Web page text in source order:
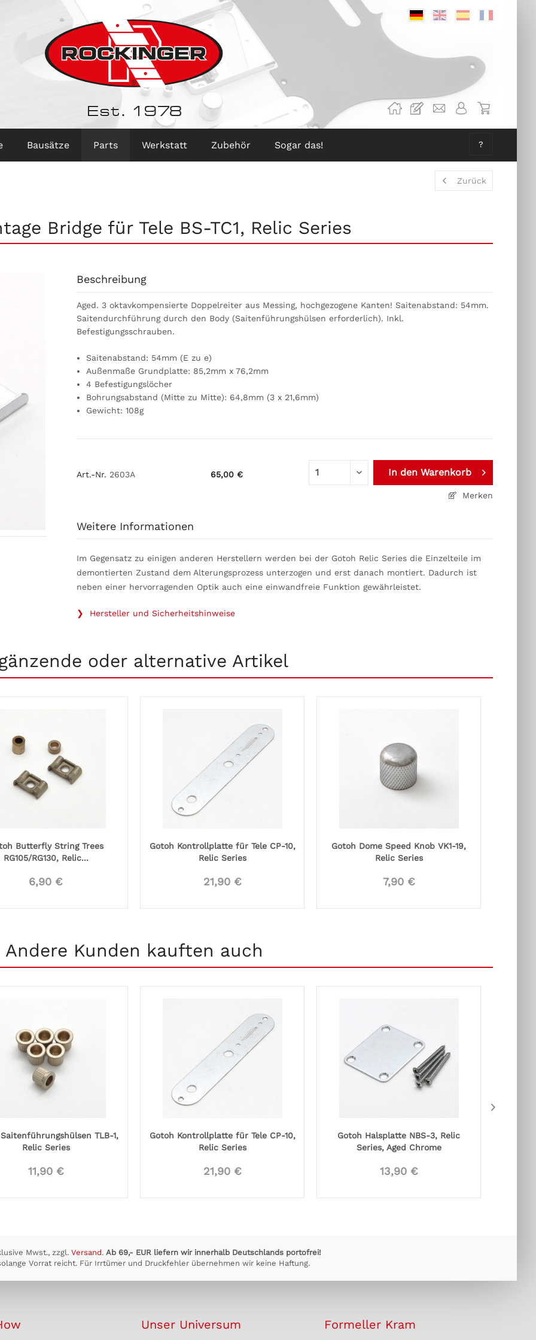
DeutschEnglischSpanisch
Est. 1978
Bausätze Parts Werkstatt Zubehör Sogar das! ?
Zurück
Bridge für Tele BS-TC1, Relic Series
Art.-Nr. 2603A 65,00 € In den Warenkorb
Merken
Beschreibung
Aged. 3 oktavkompensierte Doppelreiter aus Messing, hochgezogene Kanten! Saitenabstand: 54mm.
Saitendurchführung durch den Body (Saitenführungshülsen erforderlich). Inkl.
Befestigungsschrauben.
Saitenabstand: 54mm (E zu e)
Außenmaße Grundplatte: 85,2mm x 76,2mm
4 Befestigungslöcher
Bohrungsabstand (Mitte zu Mitte): 64,8mm (3 x 21,6mm)
Gewicht: 108g
Weitere Informationen
Im Gegensatz zu einigen anderen Herstellern werden bei der Gotoh Relic Series die Einzelteile im
demontierten Zustand dem Alterungsprozess unterzogen und erst danach montiert. Dadurch ist
neben einer hervorragenden Optik auch eine einwandfreie Funktion gewährleistet.
❯ Hersteller und Sicherheitshinweise
oder alternative Artikel
Butterfly String Trees
RG105/RG130, Relic...
6,90 €
Gotoh Kontrollplatte für Tele CP-10,
Relic Series
21,90 €
Gotoh Dome Speed Knob VK1-19,
Relic Series
7,90 €
Andere Kunden kauften auch
TLB-1,
Relic Series
11,90 €
Gotoh Kontrollplatte für Tele CP-10,
Relic Series
21,90 €
Gotoh Halsplatte NBS-3, Relic
Series, Aged Chrome
13,90 €
Mwst., zzgl. Versand. Ab 69,- EUR liefern wir innerhalb Deutschlands portofrei!
Vorrat reicht. Für Irrtümer und Druckfehler übernehmen wir keine Haftung.
Unser Universum Formeller Kram